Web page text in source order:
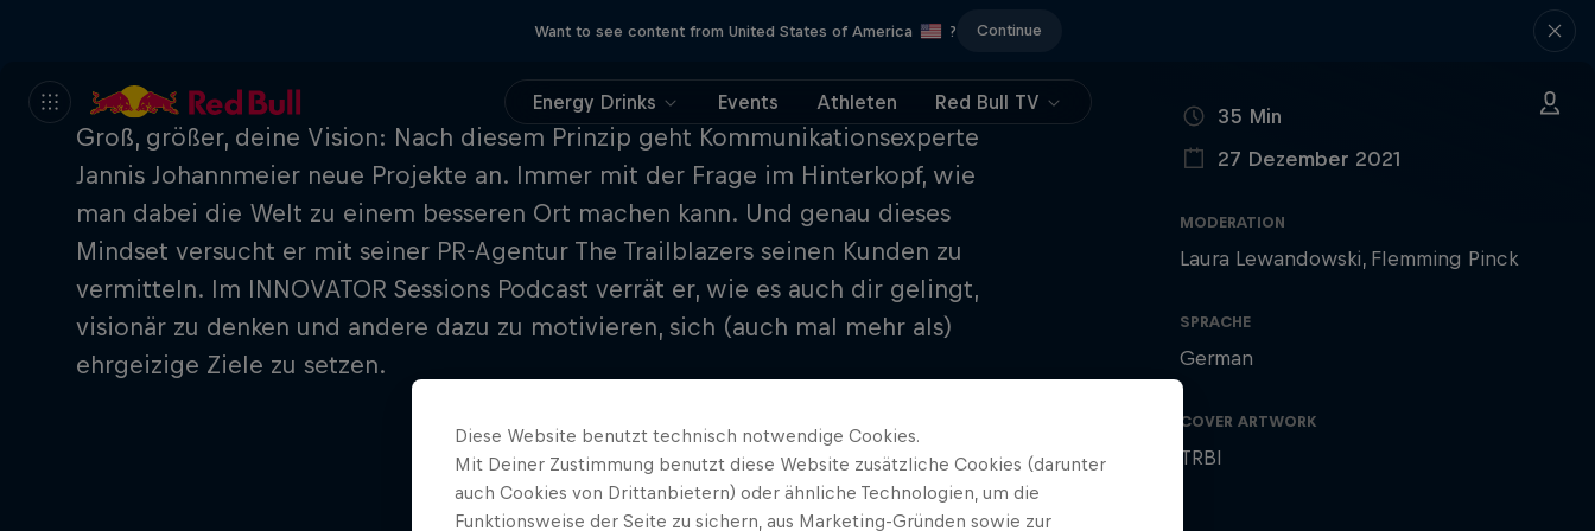
Want to see content from United States of America ? Continue
Energy Drinks Events Athleten Red Bull TV
Groß, größer, deine Vision: Nach diesem Prinzip geht Kommunikationsexperte
Jannis Johannmeier neue Projekte an. Immer mit der Frage im Hinterkopf, wie
man dabei die Welt zu einem besseren Ort machen kann. Und genau dieses
Mindset versucht er mit seiner PR-Agentur The Trailblazers seinen Kunden zu
vermitteln. Im INNOVATOR Sessions Podcast verrät er, wie es auch dir gelingt,
visionär zu denken und andere dazu zu motivieren, sich (auch mal mehr als)
ehrgeizige Ziele zu setzen.
LÄNGE35 Min
27 Dezember 2021
MODERATION
Laura Lewandowski Flemming Pinck
SPRACHE
German
COVER ARTWORK
TRBI
Diese Website benutzt technisch notwendige Cookies.
Mit Deiner Zustimmung benutzt diese Website zusätzliche Cookies (darunter
auch Cookies von Drittanbietern) oder ähnliche Technologien, um die
Funktionsweise der Seite zu sichern, aus Marketing-Gründen sowie zur